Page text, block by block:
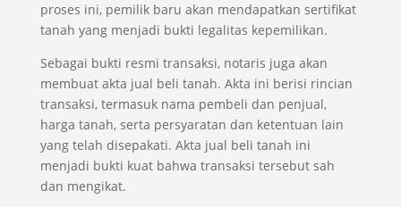
proses ini, pemilik baru akan mendapatkan sertifikat
tanah yang menjadi bukti legalitas kepemilikan.
Sebagai bukti resmi transaksi, notaris juga akan
membuat akta jual beli tanah. Akta ini berisi rincian
transaksi, termasuk nama pembeli dan penjual,
harga tanah, serta persyaratan dan ketentuan lain
yang telah disepakati. Akta jual beli tanah ini
menjadi bukti kuat bahwa transaksi tersebut sah
dan mengikat.